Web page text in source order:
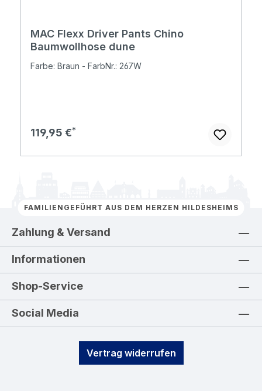
MAC Flexx Driver Pants Chino
Baumwollhose dune
Farbe: Braun - FarbNr.: 267W
Regulärer Preis:
119,95 €
FAMILIENGEFÜHRT AUS DEM HERZEN HILDESHEIMS
Zahlung & Versand
Informationen
Shop-Service
Social Media
Vertrag widerrufen